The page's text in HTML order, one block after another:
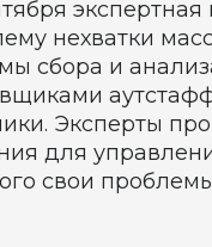
нехватки
сбора и
Эксперты
для
свои